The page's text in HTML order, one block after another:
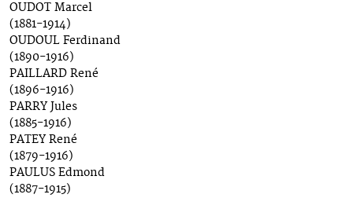
OUDOT Marcel
(1881-1914)
OUDOUL Ferdinand
(1890-1916)
PAILLARD René
(1896-1916)
PARRY Jules
(1885-1916)
PATEY René
(1879-1916)
PAULUS Edmond
(1887-1915)